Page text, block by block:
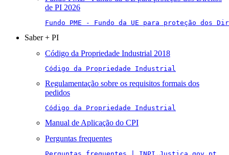
de PI 2026
Fundo PME - Fundo da UE para proteção
Saber + PI
Código da Propriedade Industrial 2018
Código da Propriedade Industrial
Regulamentação sobre os requisitos formais dos
pedidos
Código da Propriedade Industrial
Manual de Aplicação do CPI
Perguntas frequentes